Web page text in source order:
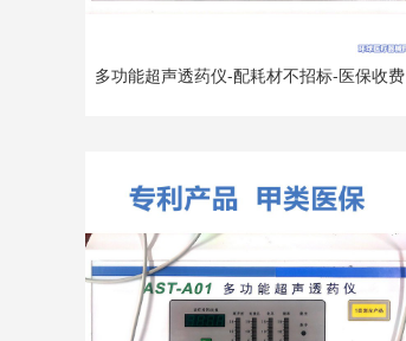
多功能超声透药仪-配耗材不招标-医保收费